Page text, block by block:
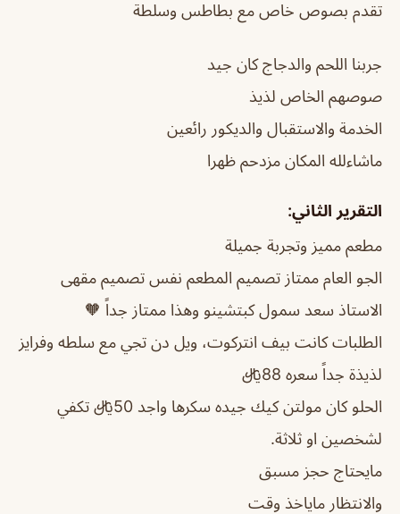
تقدم بصوص خاص مع بطاطس وسلطة
جربنا اللحم والدجاج كان جيد
صوصهم الخاص لذيذ
الخدمة والاستقبال والديكور رائعين
ماشاءلله المكان مزدحم ظهرا
التقرير الثاني:
مطعم مميز وتجربة جميلة
الجو العام ممتاز تصميم المطعم نفس تصميم مقهى
الاستاذ سعد سمول كبتشينو وهذا ممتاز جداً 🧡
الطلبات كانت بيف انتركوت، ويل دن تجي مع سلطه وفرايز
لذيذة جداً سعره 88﷼
الحلو كان مولتن كيك جيده سكرها واجد 50﷼ تكفي
لشخصين او ثلاثة.
مايحتاج حجز مسبق
والانتظار ماياخذ وقت